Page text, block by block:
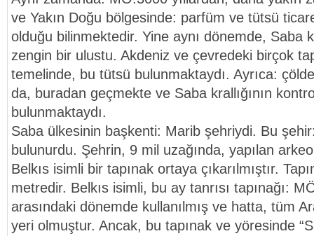
ve Yakın Doğu bölgesinde: parfüm ve tütsü
olduğu bilinmektedir. Yine aynı dönemde, Saba
zengin bir ulustu. Akdeniz ve çevredeki birçok
temelinde, bu tütsü bulunmaktaydı. Ayrıca:
da, buradan geçmekte ve Saba krallığının
bulunmaktaydı.
Saba ülkesinin başkenti: Marib şehriydi. Bu
bulunurdu. Şehrin, 9 mil uzağında, yapılan
Belkıs isimli bir tapınak ortaya çıkarılmıştır.
metredir. Belkıs isimli, bu ay tanrısı tapınağı:
arasındaki dönemde kullanılmış ve hatta, tüm
yeri olmuştur. Ancak, bu tapınak ve yöresinde